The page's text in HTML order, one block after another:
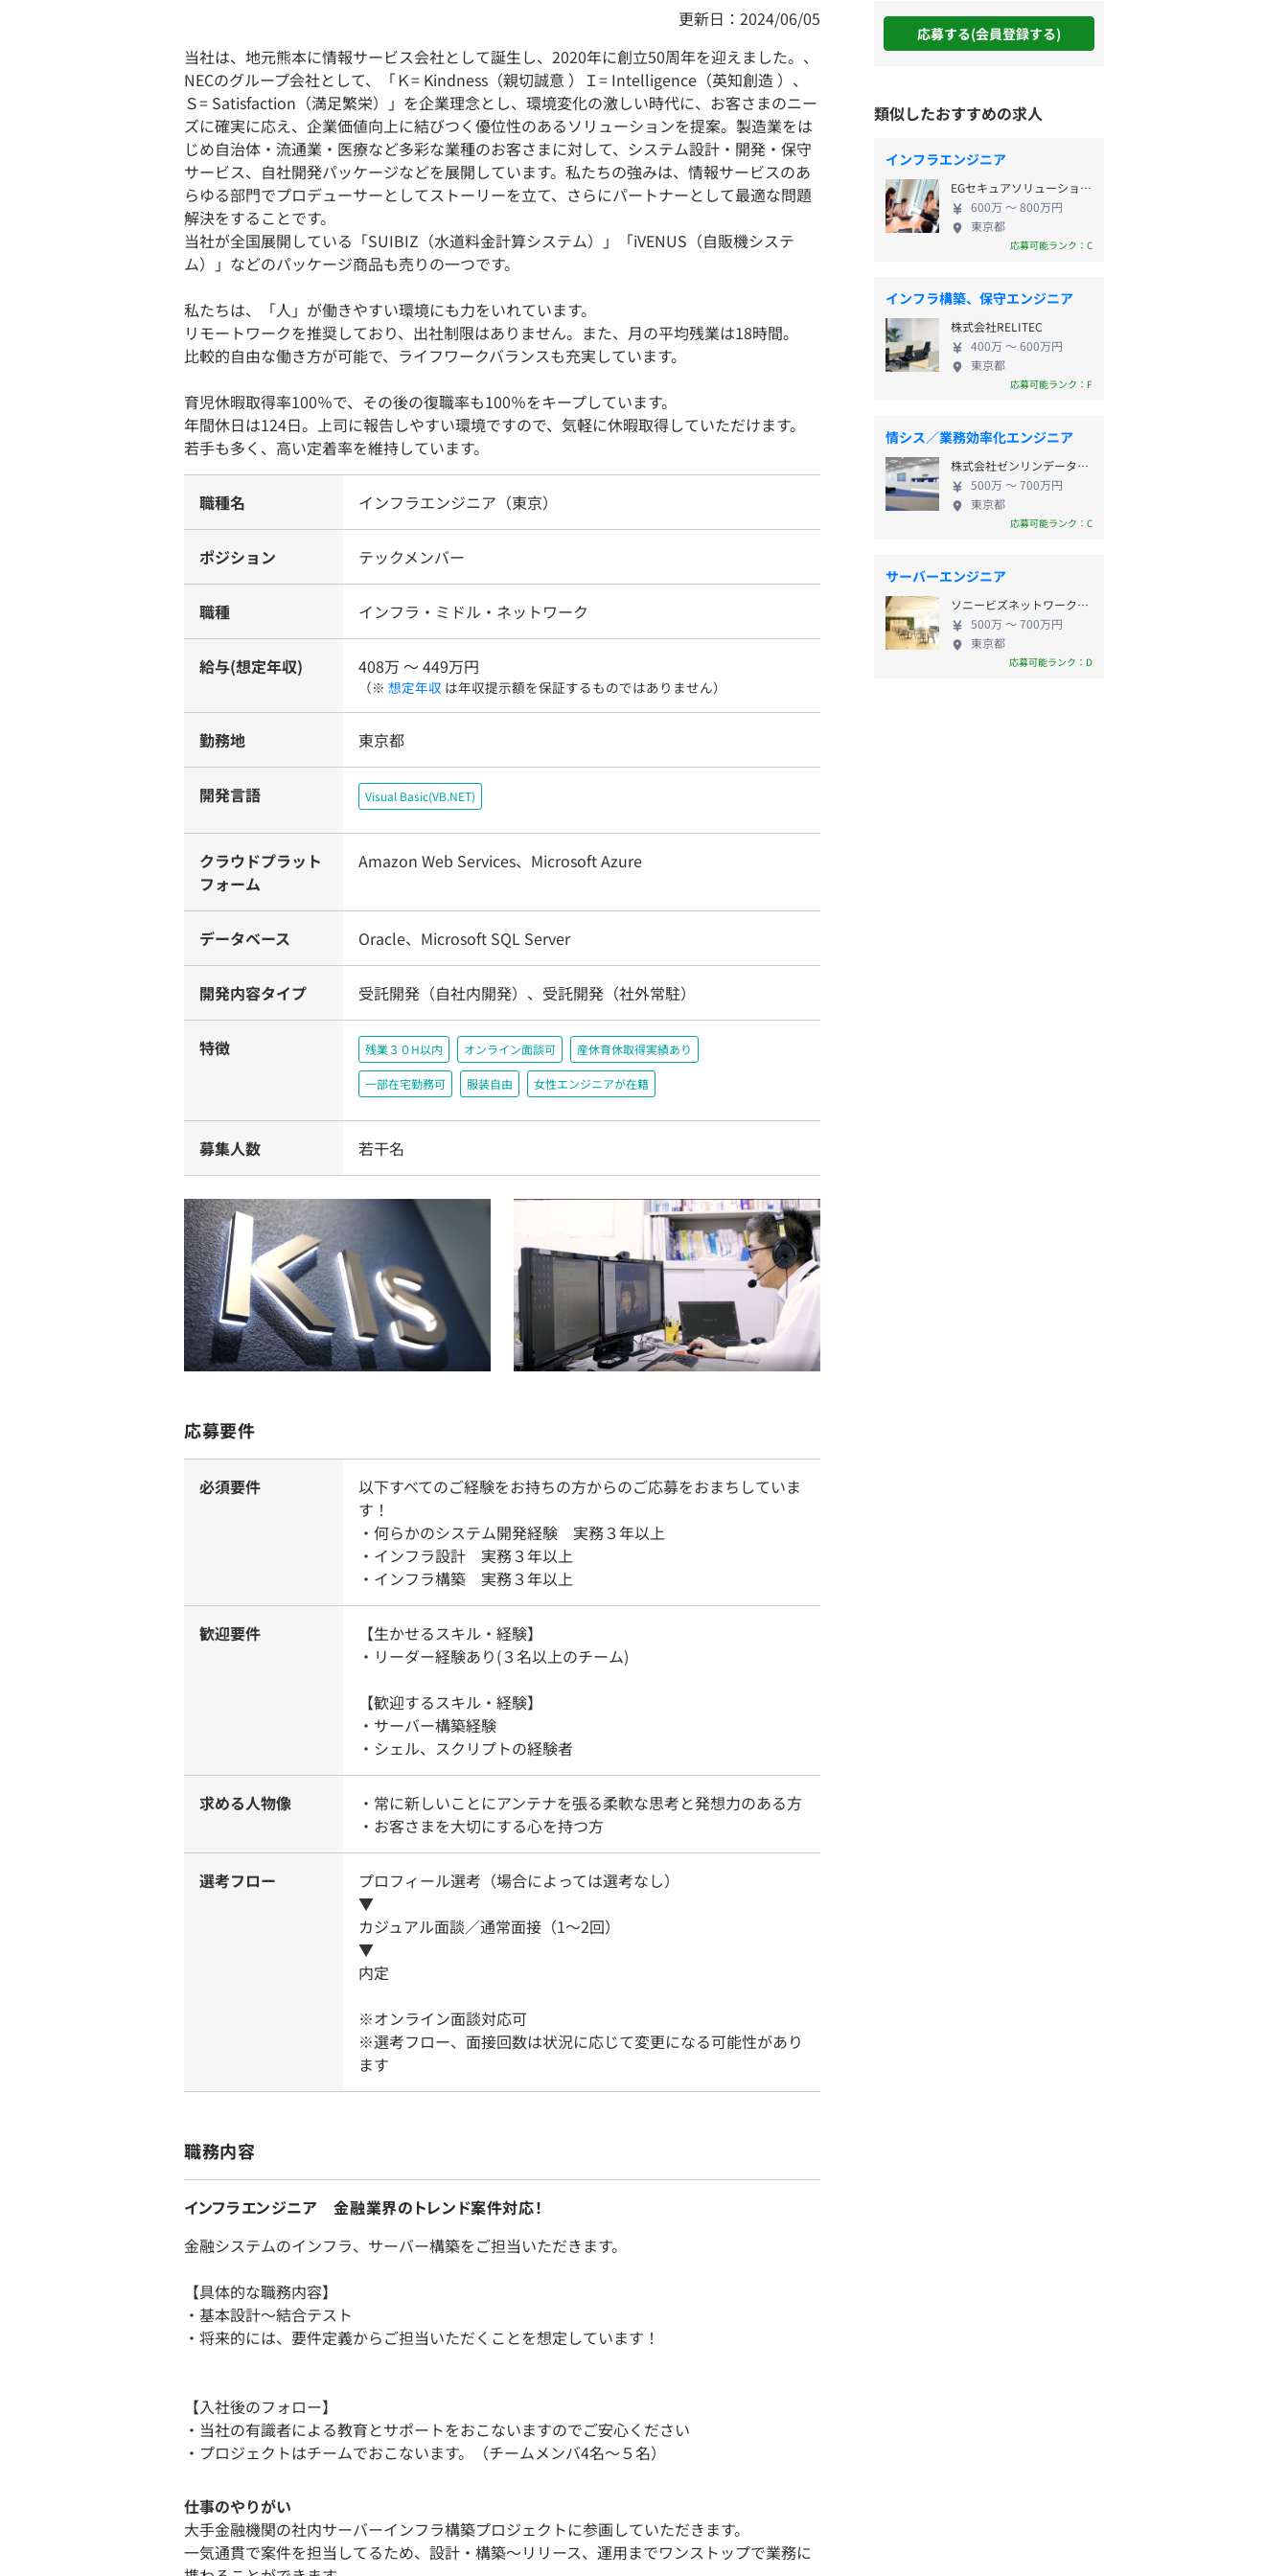
更新日：2024/06/05
当社は、地元熊本に情報サービス会社として誕生し、2020年に創立50周年を迎えました。、
NECのグループ会社として、「Ｋ= Kindness（親切誠意 ）Ｉ= Intelligence（英知創造 ）、
Ｓ= Satisfaction（満足繁栄）」を企業理念とし、環境変化の激しい時代に、お客さまのニー
ズに確実に応え、企業価値向上に結びつく優位性のあるソリューションを提案。製造業をは
じめ自治体・流通業・医療など多彩な業種のお客さまに対して、システム設計・開発・保守
サービス、自社開発パッケージなどを展開しています。私たちの強みは、情報サービスのあ
らゆる部門でプロデューサーとしてストーリーを立て、さらにパートナーとして最適な問題
解決をすることです。
当社が全国展開している「SUIBIZ（水道料金計算システム）」「iVENUS（自販機システ
ム）」などのパッケージ商品も売りの一つです。
私たちは、「人」が働きやすい環境にも力をいれています。
リモートワークを推奨しており、出社制限はありません。また、月の平均残業は18時間。
比較的自由な働き方が可能で、ライフワークバランスも充実しています。
育児休暇取得率100％で、その後の復職率も100％をキープしています。
年間休日は124日。上司に報告しやすい環境ですので、気軽に休暇取得していただけます。
若手も多く、高い定着率を維持しています。
職種名 インフラエンジニア（東京）
ポジション テックメンバー
職種 インフラ・ミドル・ネットワーク
給与(想定年収) 408万 〜 449万円
（※ 想定年収 は年収提示額を保証するものではありません）
勤務地 東京都
開発言語 Visual Basic(VB.NET)
クラウドプラット
フォーム
Amazon Web Services、Microsoft Azure
データベース Oracle、Microsoft SQL Server
開発内容タイプ 受託開発（自社内開発）、受託開発（社外常駐）
特徴 残業３０H以内 オンライン面談可 産休育休取得実績あり
一部在宅勤務可 服装自由 女性エンジニアが在籍
募集人数 若干名
応募要件
必須要件
以下すべてのご経験をお持ちの方からのご応募をおまちしていま
す！
・何らかのシステム開発経験 実務３年以上
・インフラ設計 実務３年以上
・インフラ構築 実務３年以上
歓迎要件
【生かせるスキル・経験】
・リーダー経験あり(３名以上のチーム)
【歓迎するスキル・経験】
・サーバー構築経験
・シェル、スクリプトの経験者
求める人物像
・常に新しいことにアンテナを張る柔軟な思考と発想力のある方
・お客さまを大切にする心を持つ方
選考フロー
プロフィール選考（場合によっては選考なし）
▼
カジュアル面談／通常面接（1～2回）
▼
内定
※オンライン面談対応可
※選考フロー、面接回数は状況に応じて変更になる可能性があり
ます
職務内容
インフラエンジニア 金融業界のトレンド案件対応！
金融システムのインフラ、サーバー構築をご担当いただきます。
【具体的な職務内容】
・基本設計～結合テスト
・将来的には、要件定義からご担当いただくことを想定しています！
【入社後のフォロー】
・当社の有識者による教育とサポートをおこないますのでご安心ください
・プロジェクトはチームでおこないます。（チームメンバ4名～５名）
仕事のやりがい
大手金融機関の社内サーバーインフラ構築プロジェクトに参画していただきます。
一気通貫で案件を担当してるため、設計・構築～リリース、運用までワンストップで業務に
応募する(会員登録する)
類似したおすすめの求人
インフラエンジニア
EGセキュアソリューションズ株式会社
600万 〜 800万円
東京都
応募可能ランク：C
インフラ構築、保守エンジニア
株式会社RELITEC
400万 〜 600万円
東京都
応募可能ランク：F
情シス／業務効率化エンジニア
株式会社ゼンリンデータコム
500万 〜 700万円
東京都
応募可能ランク：C
サーバーエンジニア
ソニービズネットワークス株式会社
500万 〜 700万円
東京都
応募可能ランク：D